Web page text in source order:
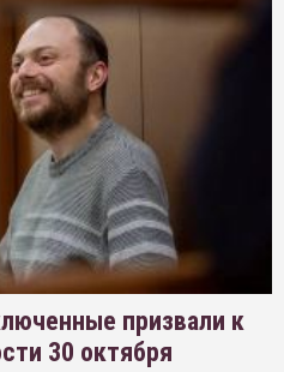
призвали к
30 октября